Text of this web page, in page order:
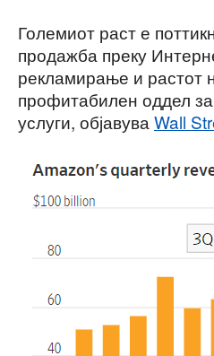
Големиот раст е
продажба преку
рекламирање и растот
профитабилен оддел за
услуги, објавува Wall